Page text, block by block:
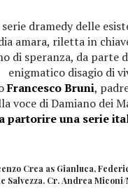
dramedy delle
amara, riletta in
di speranza, da parte
enigmatico disagio di
Francesco Bruni,
voce di Damiano dei
partorire una serie
Crea as Gianluca,
Salvezza. Cr. Andrea